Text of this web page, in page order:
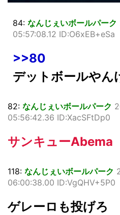
84: なんじぇいボールパーク
05:57:08.12 ID:O6xEB+eSa
>>80
デットボールやん
82: なんじぇいボールパーク
05:56:42.36 ID:XacSFtDp0
サンキューAbema
118: なんじぇいボールパーク
06:00:38.00 ID:VgQHV+5P0
ゲレーロも投げろ